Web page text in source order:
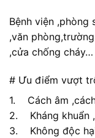
Bệnh viện ,phòng
,văn
,cửa chống cháy…
# Ưu điểm vượt
1. Cách âm
2. Kháng khuẩn
3. Không độc